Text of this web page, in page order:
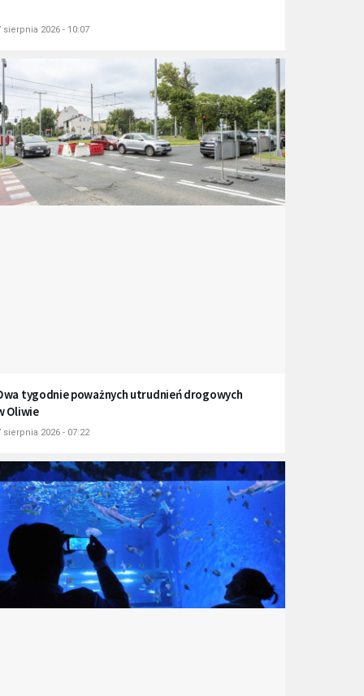
sierpnia 2026 - 10:07
tygodnie poważnych utrudnień drogowych
Oliwie
sierpnia 2026 - 07:22